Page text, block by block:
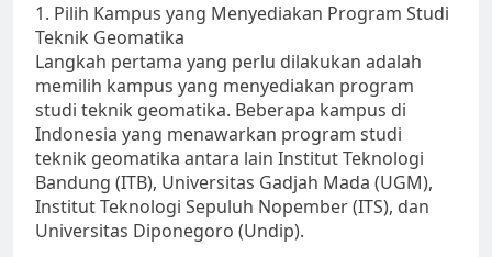
1. Pilih Kampus yang Menyediakan Program Studi
Teknik Geomatika
Langkah pertama yang perlu dilakukan adalah
memilih kampus yang menyediakan program
studi teknik geomatika. Beberapa kampus di
Indonesia yang menawarkan program studi
teknik geomatika antara lain Institut Teknologi
Bandung (ITB), Universitas Gadjah Mada (UGM),
Institut Teknologi Sepuluh Nopember (ITS), dan
Universitas Diponegoro (Undip).